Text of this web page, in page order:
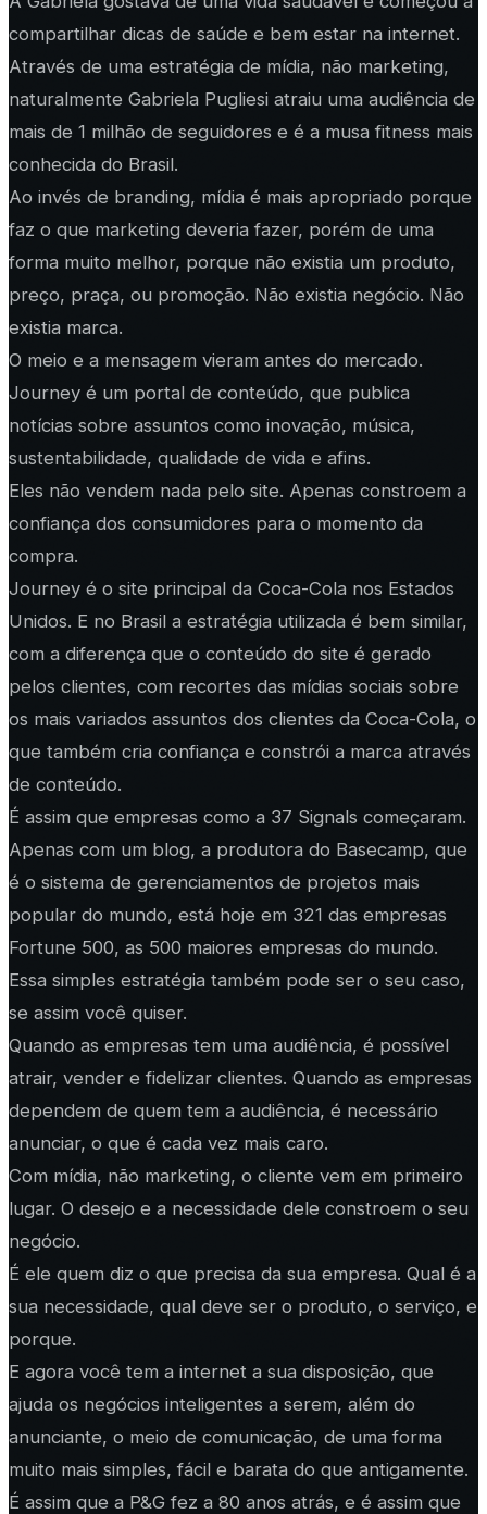
compartilhar dicas de saúde e bem estar na internet.
Através de uma estratégia de mídia, não marketing,
naturalmente Gabriela Pugliesi atraiu uma audiência de
mais de 1 milhão de seguidores e é a musa fitness mais
conhecida do Brasil.
Ao invés de branding, mídia é mais apropriado porque
faz o que marketing deveria fazer, porém de uma
forma muito melhor, porque não existia um produto,
preço, praça, ou promoção. Não existia negócio. Não
existia marca.
O meio e a mensagem vieram antes do mercado.
Journey é um portal de conteúdo, que publica
notícias sobre assuntos como inovação, música,
sustentabilidade, qualidade de vida e afins.
Eles não vendem nada pelo site. Apenas constroem a
confiança dos consumidores para o momento da
compra.
Journey é o site principal da Coca-Cola nos Estados
Unidos. E no Brasil a estratégia utilizada é bem similar,
com a diferença que o conteúdo do site é gerado
pelos clientes, com recortes das mídias sociais sobre
os mais variados assuntos dos clientes da Coca-Cola, o
que também cria confiança e constrói a marca através
de conteúdo.
É assim que empresas como a 37 Signals começaram.
Apenas com um blog, a produtora do Basecamp, que
é o sistema de gerenciamentos de projetos mais
popular do mundo, está hoje em 321 das empresas
Fortune 500, as 500 maiores empresas do mundo.
Essa simples estratégia também pode ser o seu caso,
se assim você quiser.
Quando as empresas tem uma audiência, é possível
atrair, vender e fidelizar clientes. Quando as empresas
dependem de quem tem a audiência, é necessário
anunciar, o que é cada vez mais caro.
Com mídia, não marketing, o cliente vem em primeiro
lugar. O desejo e a necessidade dele constroem o seu
negócio.
É ele quem diz o que precisa da sua empresa. Qual é a
sua necessidade, qual deve ser o produto, o serviço, e
porque.
E agora você tem a internet a sua disposição, que
ajuda os negócios inteligentes a serem, além do
anunciante, o meio de comunicação, de uma forma
muito mais simples, fácil e barata do que antigamente.
É assim que a P&G fez a 80 anos atrás, e é assim que